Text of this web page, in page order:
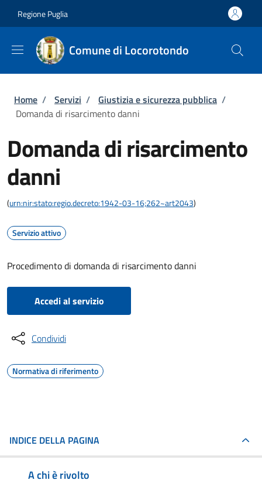
Regione Puglia
Comune di Locorotondo
Briciole di pane
Home / Servizi / Giustizia e sicurezza pubblica /
Domanda di risarcimento danni
Domanda di risarcimento
danni
(urn:nir:stato:regio.decreto:1942-03-16;262~art2043)
Servizio attivo
Procedimento di domanda di risarcimento danni
Accedi al servizio
Condividi
Normativa di riferimento
INDICE DELLA PAGINA
A chi è rivolto